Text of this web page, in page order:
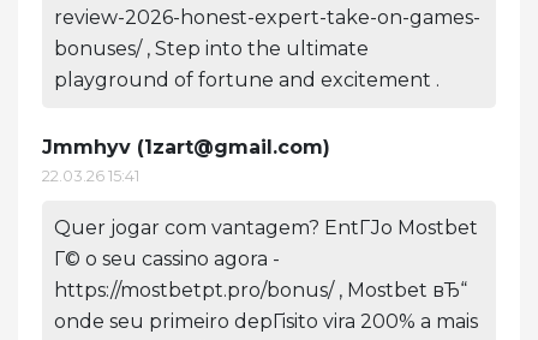
review-2026-honest-expert-take-on-games-
bonuses/ , Step into the ultimate
playground of fortune and excitement .
Jmmhyv (1zart@gmail.com)
22.03.26 15:41
Quer jogar com vantagem? EntГЈo Mostbet
Г© o seu cassino agora -
https://mostbetpt.pro/bonus/ , Mostbet вЂ“
onde seu primeiro depГіsito vira 200% a mais